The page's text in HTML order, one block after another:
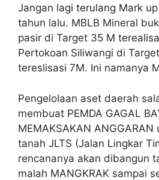
Jangan lagi terulang Mark
tahun lalu. MBLB Mineral
pasir di Target 35 M
Pertokoan Siliwangi di
tereslisasi 7M. Ini namanya
Pengelolaan aset daerah
membuat PEMDA GAGAL
MEMAKSAKAN
tanah JLTS (Jalan Lingkar
rencananya akan dibangun
malah MANGKRAK sampai